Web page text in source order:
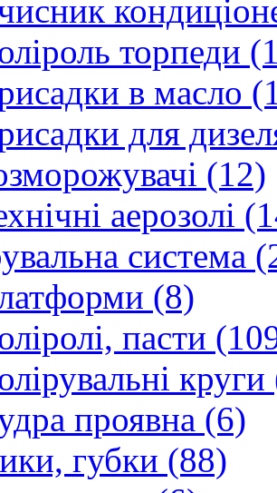
торпеди
в масло
для
(12)
аерозолі
система
(8)
пасти
проявна (6)
губки (88)